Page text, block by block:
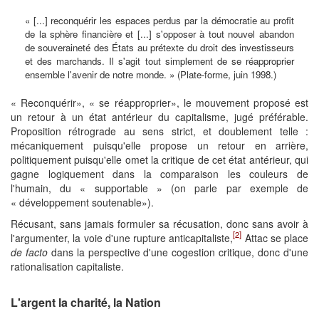
« [...] reconquérir les espaces perdus par la démocratie au profit
de la sphère financière et [...] s'opposer à tout nouvel abandon
de souveraineté des États au prétexte du droit des investisseurs
et des marchands. Il s'agit tout simplement de se réapproprier
ensemble l'avenir de notre monde. » (Plate-forme, juin 1998.)
« Reconquérir», « se réapproprier», le mouvement proposé est
un retour à un état antérieur du capitalisme, jugé préférable.
Proposition rétrograde au sens strict, et doublement telle :
mécaniquement puisqu'elle propose un retour en arrière,
politiquement puisqu'elle omet la critique de cet état antérieur, qui
gagne logiquement dans la comparaison les couleurs de
l'humain, du « supportable » (on parle par exemple de
« développement soutenable»).
Récusant, sans jamais formuler sa récusation, donc sans avoir à
l'argumenter, la voie d'une rupture anticapitaliste,[2] Attac se place
de factodans la perspective d'une cogestion critique, donc d'une
rationalisation capitaliste.
L'argent la charité, la Nation